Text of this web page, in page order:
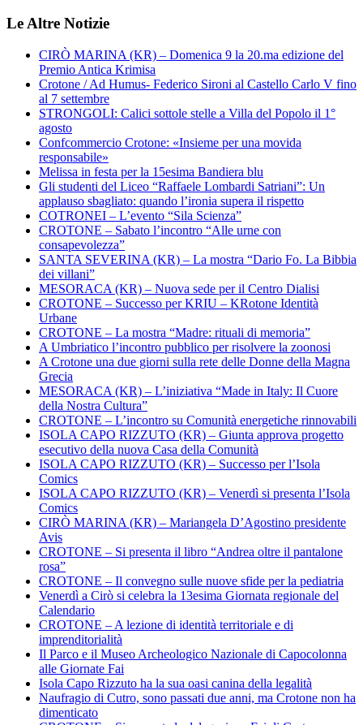
Le Altre Notizie
CIRÒ MARINA (KR) – Domenica 9 la 20.ma edizione del
Premio Antica Krimisa
Crotone / Ad Humus- Federico Sironi al Castello Carlo V fino
al 7 settembre
STRONGOLI: Calici sottole stelle a Villa del Popolo il 1°
agosto
Confcommercio Crotone: «Insieme per una movida
responsabile»
Melissa in festa per la 15esima Bandiera blu
Gli studenti del Liceo “Raffaele Lombardi Satriani”: Un
applauso sbagliato: quando l’ironia supera il rispetto
COTRONEI – L’evento “Sila Scienza”
CROTONE – Sabato l’incontro “Alle urne con
consapevolezza”
SANTA SEVERINA (KR) – La mostra “Dario Fo. La Bibbia
dei villani”
MESORACA (KR) – Nuova sede per il Centro Dialisi
CROTONE – Successo per KRIU – KRotone Identità
Urbane
CROTONE – La mostra “Madre: rituali di memoria”
A Umbriatico l’incontro pubblico per risolvere la zoonosi
A Crotone una due giorni sulla rete delle Donne della Magna
Grecia
MESORACA (KR) – L’iniziativa “Made in Italy: Il Cuore
della Nostra Cultura”
CROTONE – L’incontro su Comunità energetiche rinnovabili
ISOLA CAPO RIZZUTO (KR) – Giunta approva progetto
esecutivo della nuova Casa della Comunità
ISOLA CAPO RIZZUTO (KR) – Successo per l’Isola
Comics
ISOLA CAPO RIZZUTO (KR) – Venerdì si presenta l’Isola
Comics
CIRÒ MARINA (KR) – Mariangela D’Agostino presidente
Avis
CROTONE – Si presenta il libro “Andrea oltre il pantalone
rosa”
CROTONE – Il convegno sulle nuove sfide per la pediatria
Venerdì a Cirò si celebra la 13esima Giornata regionale del
Calendario
CROTONE – A lezione di identità territoriale e di
imprenditorialità
Il Parco e il Museo Archeologico Nazionale di Capocolonna
alle Giornate Fai
Isola Capo Rizzuto ha la sua oasi canina della legalità
Naufragio di Cutro, sono passati due anni, ma Crotone non ha
dimenticato